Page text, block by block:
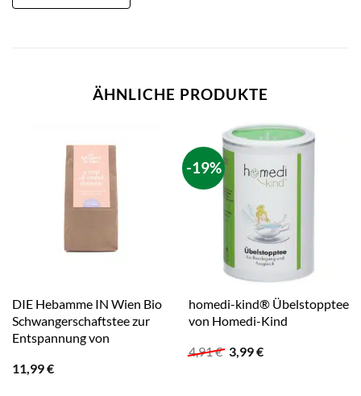
ÄHNLICHE PRODUKTE
DIE Hebamme IN Wien Bio
Schwangerschaftstee zur
Entspannung von
11,99€
-19%
homedi-kind® Übelstopptee
von Homedi-Kind
4,91€ Ursprünglicher
Preis
3,99€Aktueller